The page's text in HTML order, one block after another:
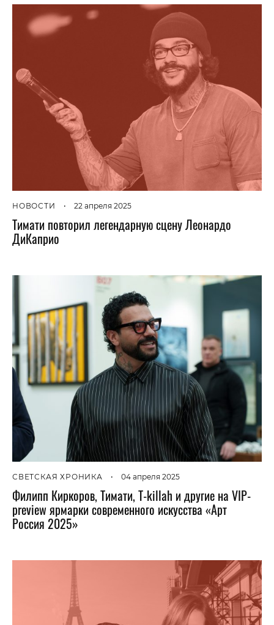
НОВОСТИ • 22 апреля 2025
Тимати повторил легендарную сцену Леонардо
ДиКаприо
СВЕТСКАЯ ХРОНИКА • 04 апреля 2025
Филипп Киркоров, Тимати, T-killah и другие на VIP-
preview ярмарки современного искусства «Арт
Россия 2025»